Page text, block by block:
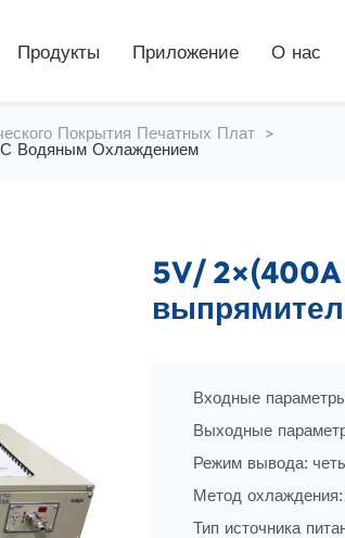
Продукты Приложение О нас
Покрытия Печатных Плат >
Водяным Охлаждением
5V/
Входные
Выходные
Режим вывода:
Метод
Тип источника